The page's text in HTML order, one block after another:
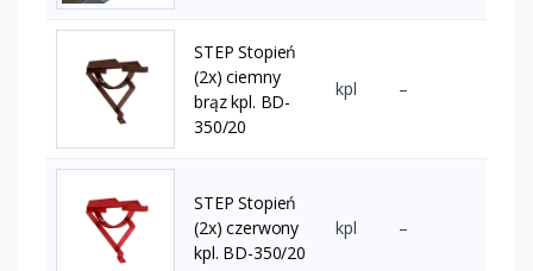
STEP Stopień
(2x) ciemny
brąz kpl. BD-
350/20
kpl –
STEP Stopień
(2x) czerwony
kpl. BD-350/20
kpl –